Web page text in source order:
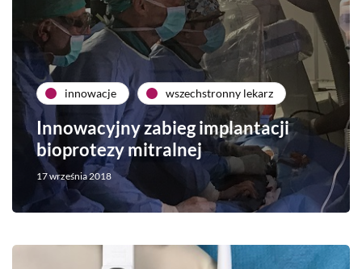
innowacje wszechstronny lekarz
Innowacyjny zabieg implantacji
bioprotezy mitralnej
17 września 2018